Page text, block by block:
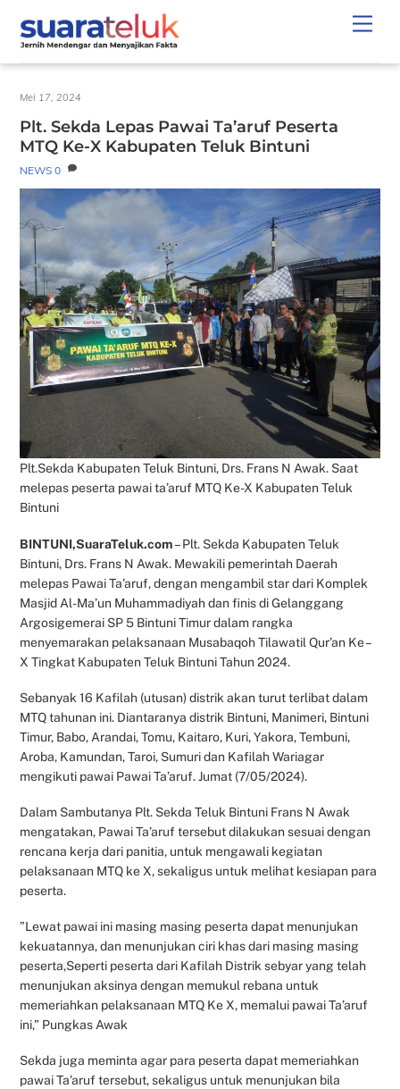
content
Mei 17, 2024
Plt. Sekda Lepas Pawai Ta’aruf Peserta
MTQ Ke-X Kabupaten Teluk Bintuni
NEWS 0
Plt.Sekda Kabupaten Teluk Bintuni, Drs. Frans N Awak. Saat
melepas peserta pawai ta’aruf MTQ Ke-X Kabupaten Teluk
Bintuni
BINTUNI,SuaraTeluk.com– Plt. Sekda Kabupaten Teluk
Bintuni, Drs. Frans N Awak. Mewakili pemerintah Daerah
melepas Pawai Ta’aruf, dengan mengambil star dari Komplek
Masjid Al-Ma’un Muhammadiyah dan finis di Gelanggang
Argosigemerai SP 5 Bintuni Timur dalam rangka
menyemarakan pelaksanaan Musabaqoh Tilawatil Qur’an Ke –
X Tingkat Kabupaten Teluk Bintuni Tahun 2024.
Sebanyak 16 Kafilah (utusan) distrik akan turut terlibat dalam
MTQ tahunan ini. Diantaranya distrik Bintuni, Manimeri, Bintuni
Timur, Babo, Arandai, Tomu, Kaitaro, Kuri, Yakora, Tembuni,
Aroba, Kamundan, Taroi, Sumuri dan Kafilah Wariagar
mengikuti pawai Pawai Ta’aruf. Jumat (7/05/2024).
Dalam Sambutanya Plt. Sekda Teluk Bintuni Frans N Awak
mengatakan, Pawai Ta’aruf tersebut dilakukan sesuai dengan
rencana kerja dari panitia, untuk mengawali kegiatan
pelaksanaan MTQ ke X, sekaligus untuk melihat kesiapan para
peserta.
”Lewat pawai ini masing masing peserta dapat menunjukan
kekuatannya, dan menunjukan ciri khas dari masing masing
peserta,Seperti peserta dari Kafilah Distrik sebyar yang telah
menunjukan aksinya dengan memukul rebana untuk
memeriahkan pelaksanaan MTQ Ke X, memalui pawai Ta’aruf
ini,” Pungkas Awak
Sekda juga meminta agar para peserta dapat memeriahkan
pawai Ta’aruf tersebut, sekaligus untuk menunjukan bila